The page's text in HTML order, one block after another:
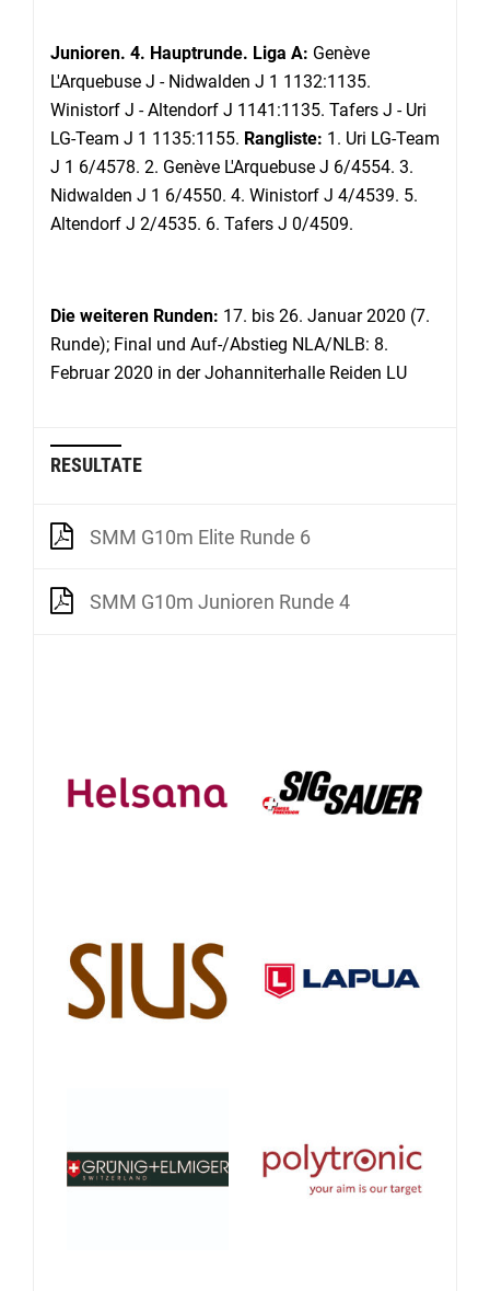
Junioren. 4. Hauptrunde. Liga A: Genève
L'Arquebuse J - Nidwalden J 1 1132:1135.
Winistorf J - Altendorf J 1141:1135. Tafers J - Uri
LG-Team J 1 1135:1155. Rangliste: 1. Uri LG-Team
J 1 6/4578. 2. Genève L'Arquebuse J 6/4554. 3.
Nidwalden J 1 6/4550. 4. Winistorf J 4/4539. 5.
Altendorf J 2/4535. 6. Tafers J 0/4509.
Die weiteren Runden: 17. bis 26. Januar 2020 (7.
Runde); Final und Auf-/Abstieg NLA/NLB: 8.
Februar 2020 in der Johanniterhalle Reiden LU
RESULTATE
SMM G10m Elite Runde 6
SMM G10m Junioren Runde 4